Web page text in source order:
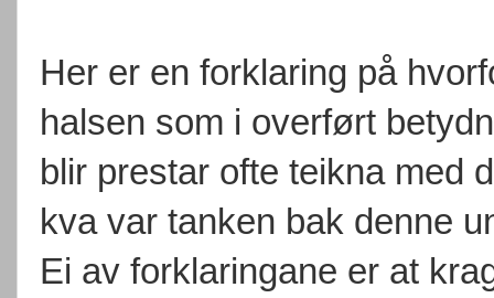
Her er en forklaring på
halsen som i overført
blir prestar ofte teikna med
kva var tanken bak denne
Ei av forklaringane er at